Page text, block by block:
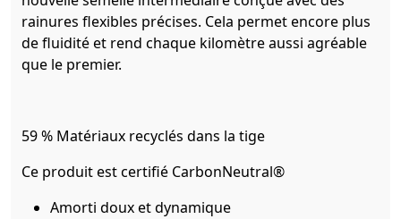
rainures flexibles précises. Cela permet encore plus
de fluidité et rend chaque kilomètre aussi agréable
que le premier.
59 % Matériaux recyclés dans la tige
Ce produit est certifié CarbonNeutral®
Amorti doux et dynamique